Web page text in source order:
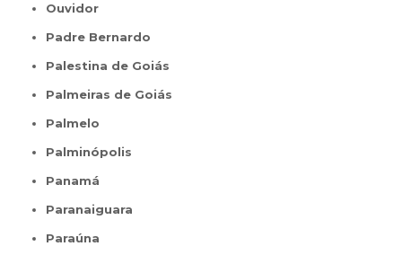
Ouvidor
Padre Bernardo
Palestina de Goiás
Palmeiras de Goiás
Palmelo
Palminópolis
Panamá
Paranaiguara
Paraúna